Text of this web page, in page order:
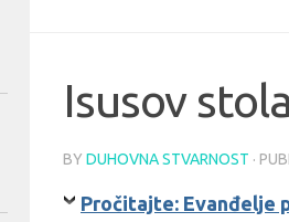
Isusov
BY DUHOVNA STVARNOST ·
Pročitajte: Evanđelje